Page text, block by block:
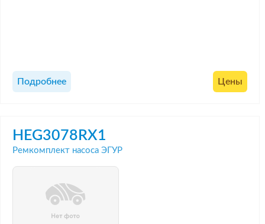
Подробнее Цены
HEG3078RX1
Ремкомплект насоса ЭГУР